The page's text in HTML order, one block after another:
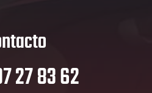
27 83 62